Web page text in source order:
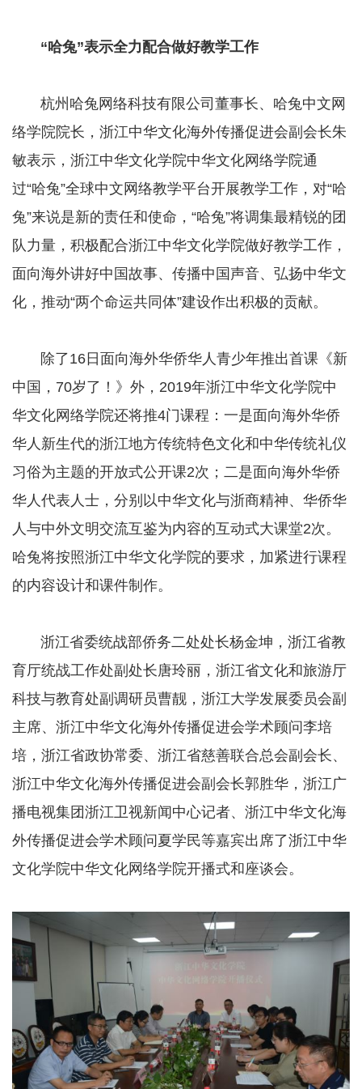
“哈兔”表示全力配合做好教学工作
杭州哈兔网络科技有限公司董事长、哈兔中文网
络学院院长，浙江中华文化海外传播促进会副会长朱
敏表示，浙江中华文化学院中华文化网络学院通
过“哈兔”全球中文网络教学平台开展教学工作，对“哈
兔”来说是新的责任和使命，“哈兔”将调集最精锐的团
队力量，积极配合浙江中华文化学院做好教学工作，
面向海外讲好中国故事、传播中国声音、弘扬中华文
化，推动“两个命运共同体”建设作出积极的贡献。
除了16日面向海外华侨华人青少年推出首课《新
中国，70岁了！》外，2019年浙江中华文化学院中
华文化网络学院还将推4门课程：一是面向海外华侨
华人新生代的浙江地方传统特色文化和中华传统礼仪
习俗为主题的开放式公开课2次；二是面向海外华侨
华人代表人士，分别以中华文化与浙商精神、华侨华
人与中外文明交流互鉴为内容的互动式大课堂2次。
哈兔将按照浙江中华文化学院的要求，加紧进行课程
的内容设计和课件制作。
浙江省委统战部侨务二处处长杨金坤，浙江省教
育厅统战工作处副处长唐玲丽，浙江省文化和旅游厅
科技与教育处副调研员曹靓，浙江大学发展委员会副
主席、浙江中华文化海外传播促进会学术顾问李培
培，浙江省政协常委、浙江省慈善联合总会副会长、
浙江中华文化海外传播促进会副会长郭胜华，浙江广
播电视集团浙江卫视新闻中心记者、浙江中华文化海
外传播促进会学术顾问夏学民等嘉宾出席了浙江中华
文化学院中华文化网络学院开播式和座谈会。